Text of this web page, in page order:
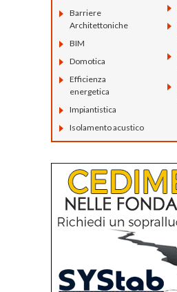
Barriere
Architettoniche
BIM
Domotica
Efficienza
energetica
Impiantistica
Isolamento acustico